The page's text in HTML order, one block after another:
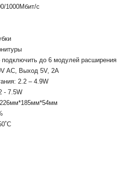
1000Мбит/с
подключить до 6 модулей расширения
AC, Выход 5V, 2А
2.2 – 4.9W
- 7.5W